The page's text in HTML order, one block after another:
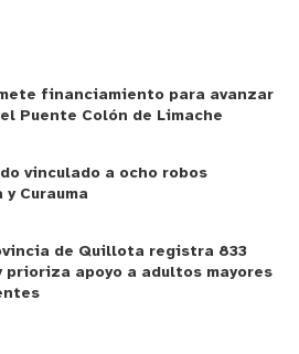
financiamiento para avanzar
Puente Colón de Limache
vinculado a ocho robos
Curauma
de Quillota registra 833
prioriza apoyo a adultos mayores